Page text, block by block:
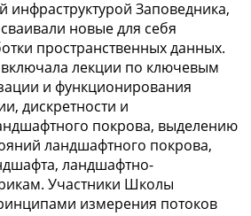
инфраструктурой Заповедника,
новые для себя
пространственных данных.
включала лекции по ключевым
и функционирования
дискретности и
покрова, выделению
ландшафтного покрова,
ландшафтно-
Участники Школы
измерения потоков